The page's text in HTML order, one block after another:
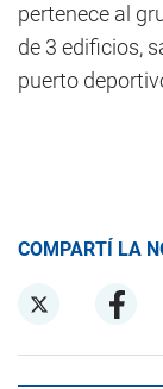
pertenece al
de 3 edificios,
puerto
COMPARTÍ LA